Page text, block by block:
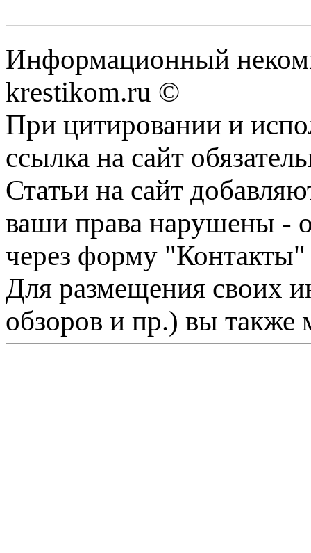
Информационный
krestikom.ru ©
При цитировании и
ссылка на сайт
Статьи на сайт
ваши права нарушены -
через форму "Контакты"
Для размещения своих
обзоров и пр.) вы также